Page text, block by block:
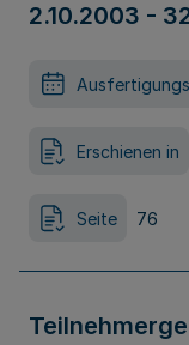
2.10.2003 -
Erschienen in
Seite 76